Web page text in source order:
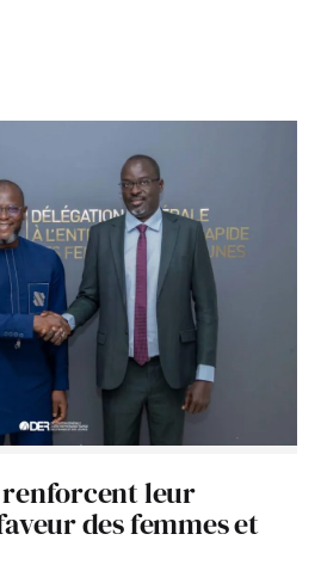
renforcent leur
des femmes et